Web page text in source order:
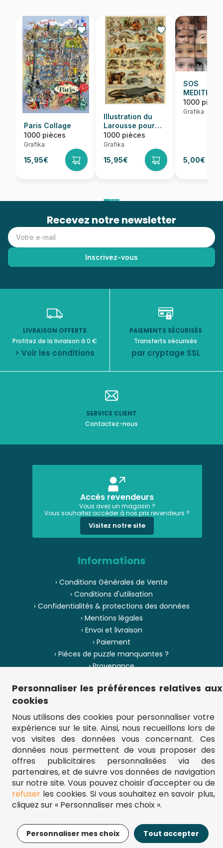
Paris Collage
1000 pièces
Grafika
15,95€
Illustration du
Larousse pour
Tous :
Mammifères, XIXè
1000 pièces
Grafika
15,95€
SOS
Regards
d'Enfants
1000
Grafika
5,00€
15,95€ Ajouter au panier
Recevez notre newsletter
LIVRAISON OFFERTE
Profitez de la livraison à 0 €
> Voir les conditions
PAIEMENTS SÉCURISÉS
Transferts sécurisés
par cryptage SSL
SERVICE CLIENT
Contactez-nous
Accès revendeurs
Vous avez un magasin ?
Vous souhaitez accéder à nos prix revendeurs ?
Visitez notre site
Informations
› Conditions Générales de Vente
› Conditions d'utilisation
› Confidentialités & protections des données
› Mentions légales
› Envoi et livraison
› Paiement
› Pièces de puzzle manquantes ?
› Provenance
› Plan du site
** Frais d'envoi = 6,95 € (France) / gratuit à partir de 45 €.
fou-de-puzzle.com : le site référence pour acheter des puzzles de
qualité à bon prix.
© Fou-de-puzzle.com 2011 - 2026
Personnaliser les préférences relatives aux
cookies
Nous utilisons des cookies pour personnaliser votre
expérience sur le site. Ainsi, nous recueillons lors de
vos visites des données vous concernant. Ces
données nous permettent de vous proposer des
offres publicitaires personnalisées via des
partenaires, et de suivre vos données de navigation
sur notre site. Vous pouvez choisir d'accepter ou de
refuserles cookies. Si vous souhaitez en savoir plus,
cliquez sur « Personnaliser mes choix ».
Personnaliser mes choix Tout accepter